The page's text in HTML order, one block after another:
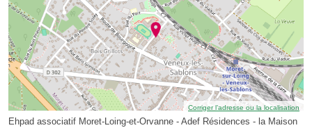
Corriger l’adresse ou la localisation
Ehpad associatif Moret-Loing-et-Orvanne - Adef Résidences - la Maison